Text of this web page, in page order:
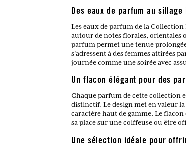
Des eaux de parfum au
Les eaux de parfum de la
autour de notes florales, orientales
parfum permet une tenue
s’adressent à des femmes attirées
journée comme une soirée avec
Un flacon élégant pour des
Chaque parfum de cette collection
distinctif. Le design met en valeur
caractère haut de gamme. Le
sa place sur une coiffeuse ou être
Une sélection idéale pour